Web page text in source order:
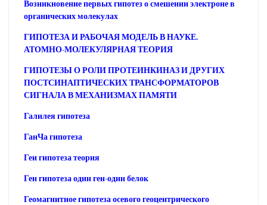
Возникновение первых гипотез о смешении электроне в
органических молекулах
ГИПОТЕЗА И РАБОЧАЯ МОДЕЛЬ В НАУКЕ.
АТОМНО-МОЛЕКУЛЯРНАЯ ТЕОРИЯ
ГИПОТЕЗЫ О РОЛИ ПРОТЕИНКИНАЗ И ДРУГИХ
ПОСТСИНАПТИЧЕСКИХ ТРАНСФОРМАТОРОВ
СИГНАЛА В МЕХАНИЗМАХ ПАМЯТИ
Галилея гипотеза
ГанЧа гипотеза
Геи гипотеза теория
Ген гипотеза один ген-один белок
Геомагнитное гипотеза осевого геоцентрического